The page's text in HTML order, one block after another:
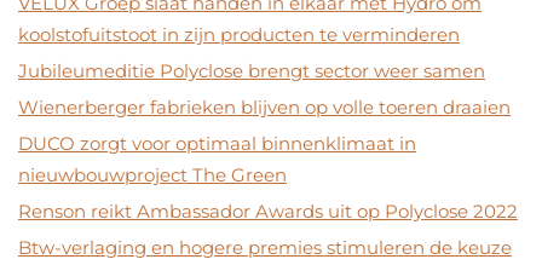
koolstofuitstoot in zijn producten te verminderen
Jubileumeditie Polyclose brengt sector weer samen
Wienerberger fabrieken blijven op volle toeren draaien
DUCO zorgt voor optimaal binnenklimaat in
nieuwbouwproject The Green
Renson reikt Ambassador Awards uit op Polyclose 2022
Btw-verlaging en hogere premies stimuleren de keuze